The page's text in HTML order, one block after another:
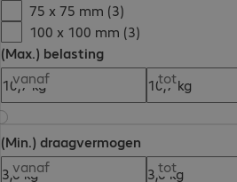
75 x 75 mm (3)
100 x 100 mm (3)
(Max.) belasting
vanaf
tot
(Min.) draagvermogen
vanaf
tot